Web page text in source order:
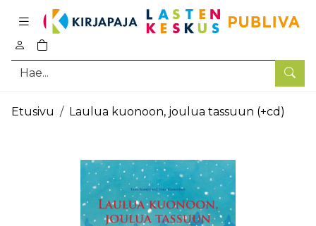
Hae
0
tuotetta ostoskorissa
Pääsisältö
Etusivu Laulua kuonoon, joulua tassuun (+cd)